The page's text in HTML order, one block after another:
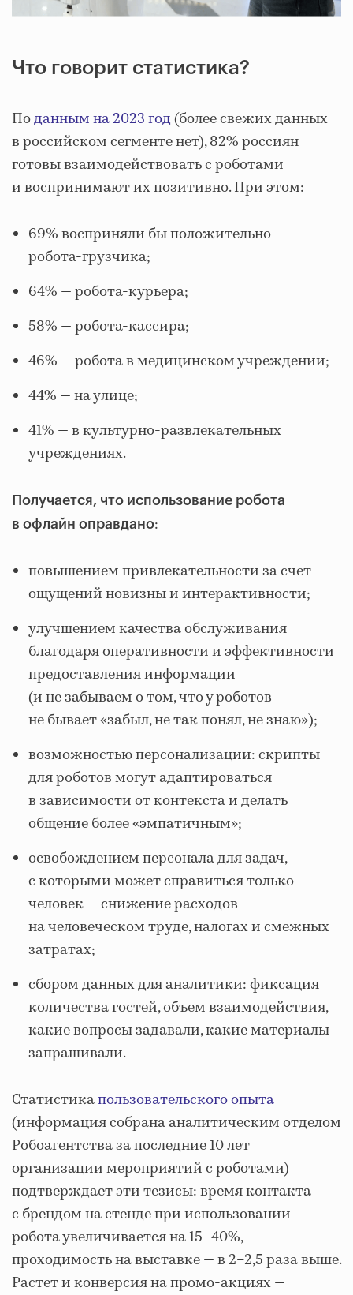
Что говорит статистика?
Поданным на 2023 год(более свежих данных
в российском сегменте нет), 82% россиян
готовы взаимодействовать с роботами
и воспринимают их позитивно. При этом:
69% восприняли бы положительно
робота‑грузчика;
64% — робота‑курьера;
58% — робота-кассира;
46% — робота в медицинском учреждении;
44% — на улице;
41% — в культурно‑развлекательных
учреждениях.
Получается, что использование робота
в офлайн оправдано:
повышением привлекательности за счет
ощущений новизны и интерактивности;
улучшением качества обслуживания
благодаря оперативности и эффективности
предоставления информации
(и не забываем о том, что у роботов
не бывает «забыл, не так понял, не знаю»);
возможностью персонализации: скрипты
для роботов могут адаптироваться
в зависимости от контекста и делать
общение более «эмпатичным»;
освобождением персонала для задач,
с которыми может справиться только
человек — снижение расходов
на человеческом труде, налогах и смежных
затратах;
сбором данных для аналитики: фиксация
количества гостей, объем взаимодействия,
какие вопросы задавали, какие материалы
запрашивали.
Статистикапользовательского опыта
(информация собрана аналитическим отделом
Робоагентства за последние 10 лет
организации мероприятий с роботами)
подтверждает эти тезисы: время контакта
с брендом на стенде при использовании
робота увеличивается на 15–40%,
проходимость на выставке — в 2–2,5 раза выше.
Растет и конверсия на промо‑акциях —